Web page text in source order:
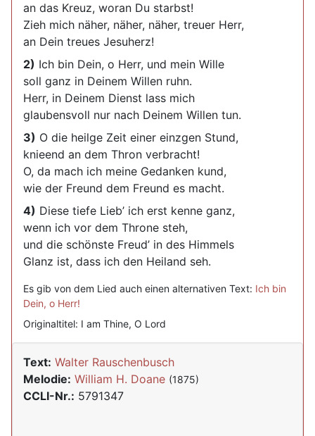
an das Kreuz, woran Du starbst!
Zieh mich näher, näher, näher, treuer Herr,
an Dein treues Jesuherz!
2) Ich bin Dein, o Herr, und mein Wille
soll ganz in Deinem Willen ruhn.
Herr, in Deinem Dienst lass mich
glaubensvoll nur nach Deinem Willen tun.
3) O die heilge Zeit einer einzgen Stund,
knieend an dem Thron verbracht!
O, da mach ich meine Gedanken kund,
wie der Freund dem Freund es macht.
4) Diese tiefe Lieb’ ich erst kenne ganz,
wenn ich vor dem Throne steh,
und die schönste Freud’ in des Himmels
Glanz ist, dass ich den Heiland seh.
Es gib von dem Lied auch einen alternativen Text: Ich bin
Dein, o Herr!
Originaltitel: I am Thine, O Lord
Text: Walter Rauschenbusch
Melodie: William H. Doane (1875)
CCLI-Nr.: 5791347